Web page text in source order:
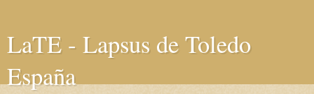
LaTE - Lapsus de Toledo
España